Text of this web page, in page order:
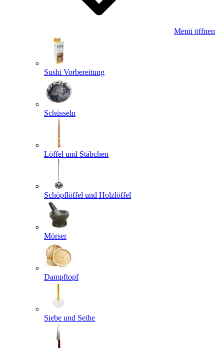
Menü öffnen
Sushi Vorbereitung
Schüsseln
Löffel und Stäbchen
Schöpflöffel und Holzlöffel
Mörser
Dampftopf
Siebe und Seihe